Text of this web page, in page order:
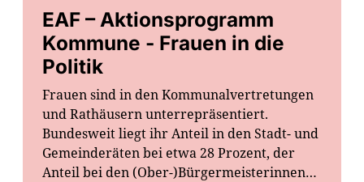
EAF – Aktionsprogramm
Kommune - Frauen in die
Politik
Frauen sind in den Kommunalvertretungen
und Rathäusern unterrepräsentiert.
Bundesweit liegt ihr Anteil in den Stadt- und
Gemeinderäten bei etwa 28 Prozent, der
Anteil bei den (Ober-)Bürgermeisterinnen…